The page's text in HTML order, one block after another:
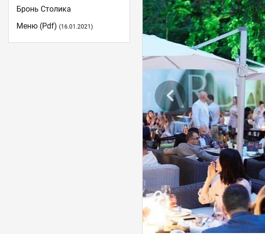
Бронь Столика
Меню (pdf)(16.01.2021)